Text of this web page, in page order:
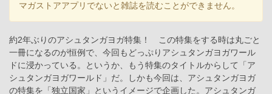
マガストアアプリでないと雑誌を読むことができません。
約2年ぶりのアシュタンガヨガ特集！ この特集をする時は丸ごと
一冊になるのが恒例で、今回もどっぷりアシュタンガヨガワール
ドに浸かっている。というか、もう特集のタイトルからして「ア
シュタンガヨガワールド」だ。しかも今回は、アシュタンガヨガ
の特集を「独立国家」というイメージで企画した。アシュタンガ